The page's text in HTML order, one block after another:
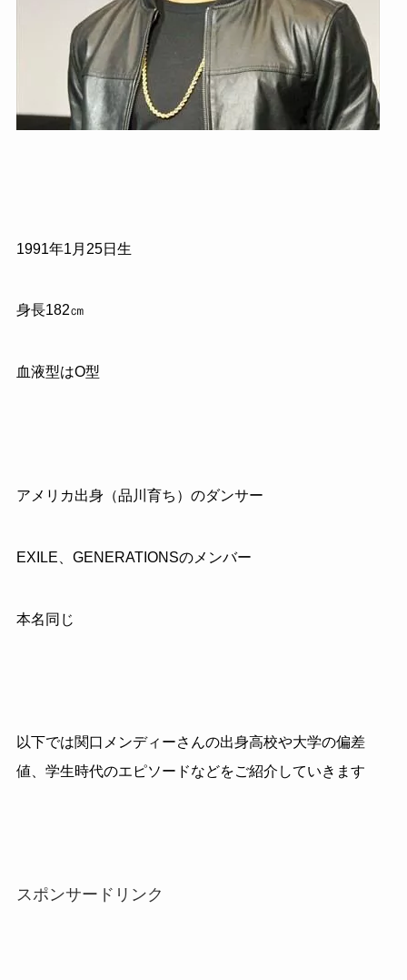
1991年1 月 25日生
身長182㎝
血液型はO型
アメリカ出身（品川育ち）のダンサー
EXILE GENERATIONSのメンバー
本名同じ
以下では関口メンディーさんの出身高校や大学の偏差
値、学生時代のエピソードなどをご紹介していきます
スポンサードリンク